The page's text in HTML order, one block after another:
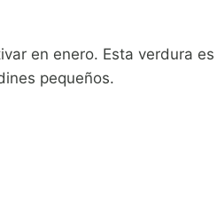
en enero. Esta verdura
pequeños.